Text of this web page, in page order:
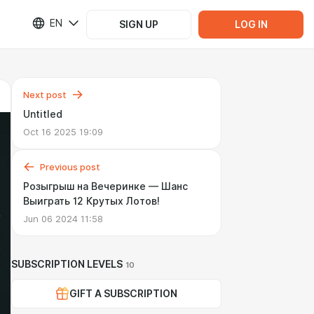
EN SIGN UP LOG IN
Next post
Untitled
Oct 16 2025 19:09
Previous post
Розыгрыш на Вечеринке — Шанс
Выиграть 12 Крутых Лотов!
Jun 06 2024 11:58
SUBSCRIPTION LEVELS 10
GIFT A SUBSCRIPTION